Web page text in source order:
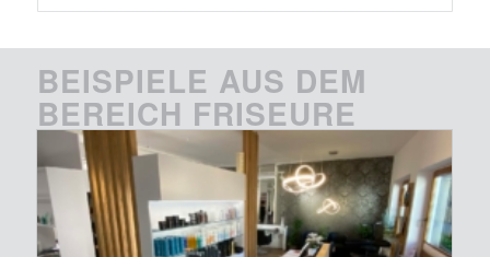
BEISPIELE AUS DEM
BEREICH FRISEURE